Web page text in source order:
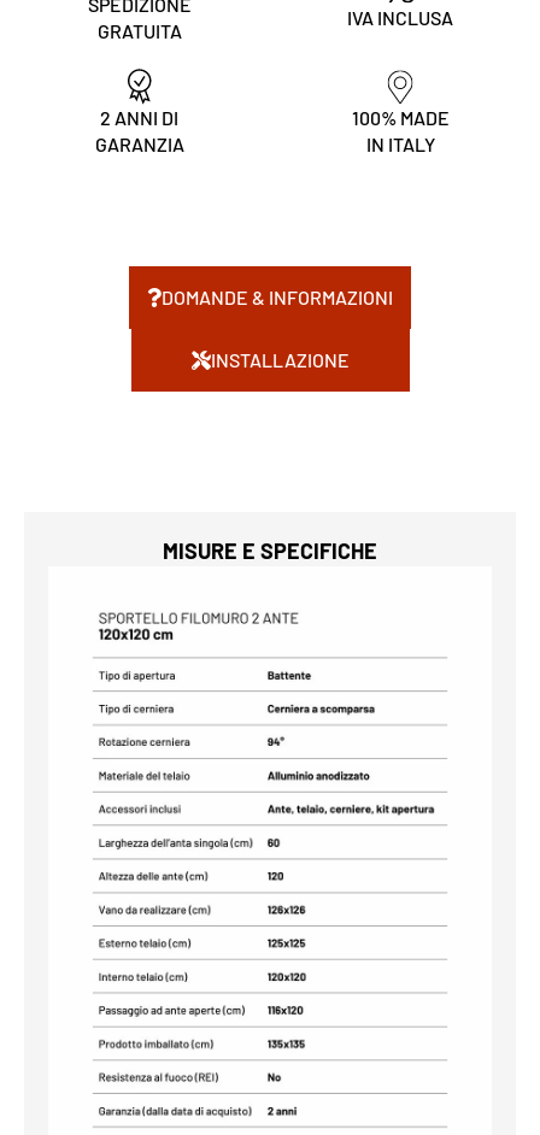
GRATUITA
IVA INCLUSA
2 ANNI DI
GARANZIA
100% MADE
IN ITALY
DOMANDE & INFORMAZIONI
INSTALLAZIONE
MISURE E SPECIFICHE